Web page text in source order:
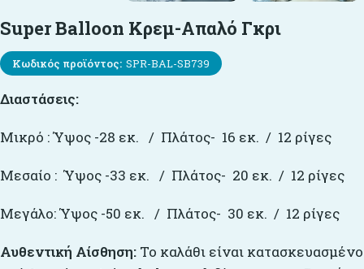
Super Balloon Κρεμ-Απαλό Γκρι
Κωδικός προϊόντος: SPR-BAL-SB739
Διαστάσεις:
Μικρό : Ύψος -28 εκ. / Πλάτος- 16 εκ. / 12 ρίγες
Μεσαίο : Ύψος -33 εκ. / Πλάτος- 20 εκ. / 12 ρίγες
Μεγάλο: Ύψος -50 εκ. / Πλάτος- 30 εκ. / 12 ρίγες
Αυθεντική Αίσθηση: Το καλάθι είναι κατασκευασμένο